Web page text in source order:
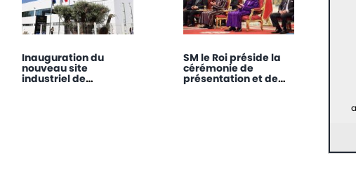
Inauguration du
nouveau site
industriel de
SM le Roi préside la
cérémonie de
présentation et de